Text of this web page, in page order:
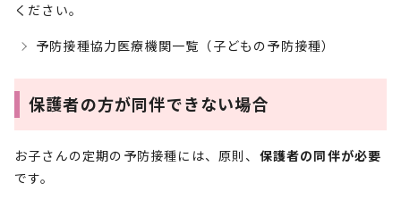
ください。
予防接種協力医療機関一覧（子どもの予防接種）
保護者の方が同伴できない場合
お子さんの定期の予防接種には、原則、 保護者の同伴が必要
です。